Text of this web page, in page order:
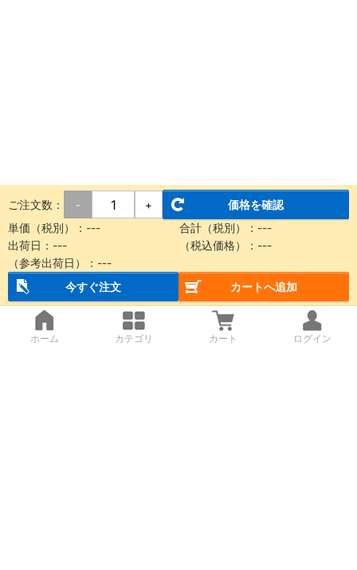
ご注文数： - +
価格を確認
単価（税別）： --- 合計（税別）： ---
出荷日： --- （税込価格）： ---
（参考出荷日）： ---
今すぐ注文
カートへ追加
ホーム カテゴリ カート ログイン